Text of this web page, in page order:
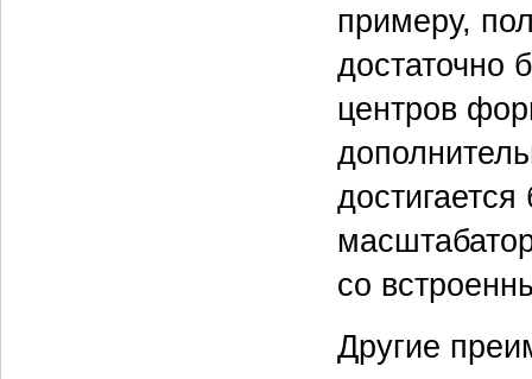
примеру,
достаточно
центров
со
Другие